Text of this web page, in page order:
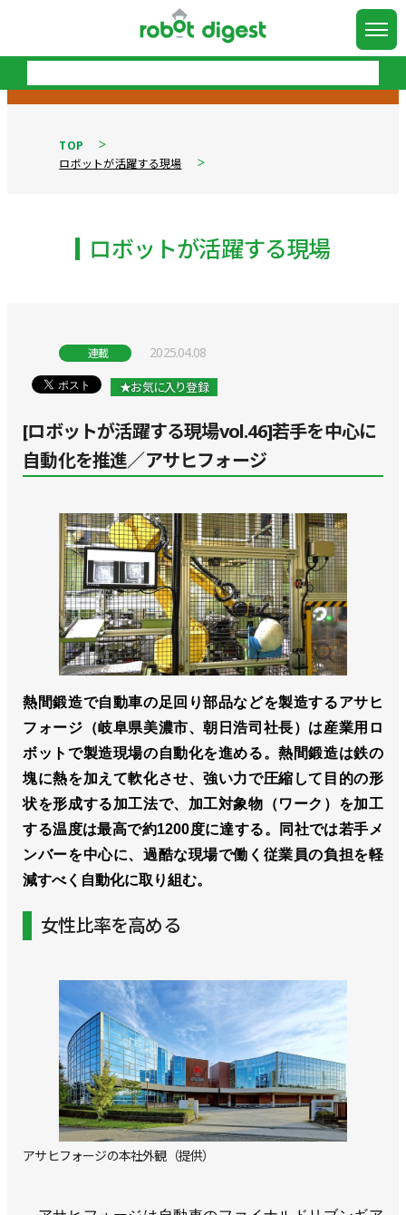
TOP
ロボットが活躍する現場
ロボットが活躍する現場
連載 2025.04.08
★お気に入り登録
[ロボットが活躍する現場vol.46]若手を中心に
自動化を推進／アサヒフォージ
熱間鍛造で自動車の足回り部品などを製造するアサヒ
フォージ（岐阜県美濃市、朝日浩司社長）は産業用ロ
ボットで製造現場の自動化を進める。熱間鍛造は鉄の
塊に熱を加えて軟化させ、強い力で圧縮して目的の形
状を形成する加工法で、加工対象物（ワーク）を加工
する温度は最高で約1200度に達する。同社では若手メ
ンバーを中心に、過酷な現場で働く従業員の負担を軽
減すべく自動化に取り組む。
女性比率を高める
アサヒフォージの本社外観（提供）